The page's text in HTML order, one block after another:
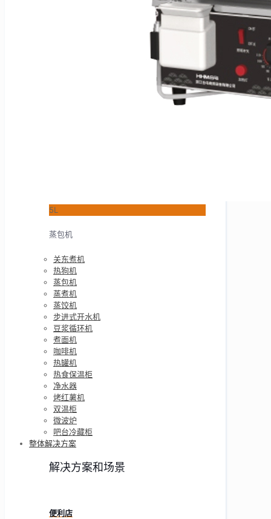
5L
蒸包机
关东煮机
热狗机
蒸包机
蒸煮机
蒸饺机
步进式开水机
豆浆循环机
煮面机
咖啡机
热罐机
热食保温柜
净水器
烤红薯机
双温柜
微波炉
吧台冷藏柜
整体解决方案
解决方案和场景
便利店